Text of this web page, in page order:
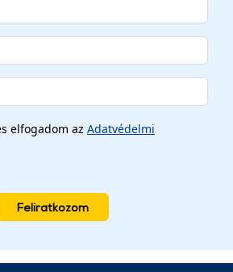
elfogadom az Adatvédelmi
Feliratkozom